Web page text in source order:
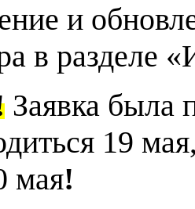
и
в разделе
Заявка была
19
мая!